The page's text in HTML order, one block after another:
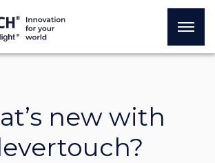
new with